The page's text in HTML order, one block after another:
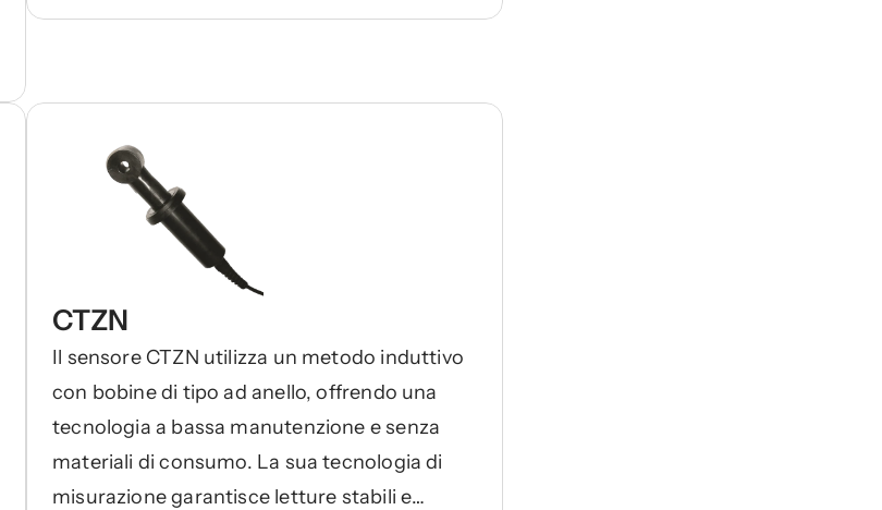
CTZN
Il sensore CTZN utilizza un metodo induttivo
con bobine di tipo ad anello, offrendo una
tecnologia a bassa manutenzione e senza
materiali di consumo. La sua tecnologia di
misurazione garantisce letture stabili e